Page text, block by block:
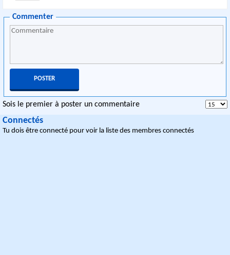
Commenter
Sois le premier à poster un commentaire
Connectés
Tu dois être connecté pour voir la liste des membres connectés